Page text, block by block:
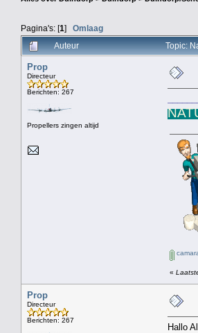
Pagina's: [1] Omlaag
Auteur Topic:
Prop
Directeur
Berichten: 267
Propellers zingen altijd
«
Prop
Directeur
Berichten: 267
Hallo